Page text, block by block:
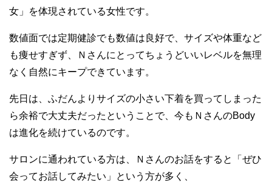
女」を体現されている女性です。
数値面では定期健診でも数値は良好で、サイズや体重など
も痩せすぎず、Ｎさんにとってちょうどいいレベルを無理
なく自然にキープできています。
先日は、ふだんよりサイズの小さい下着を買ってしまった
ら余裕で大丈夫だったということで、今もＮさんのBody
は進化を続けているのです。
サロンに通われている方は、Ｎさんのお話をすると「ぜひ
会ってお話してみたい」という方が多く、